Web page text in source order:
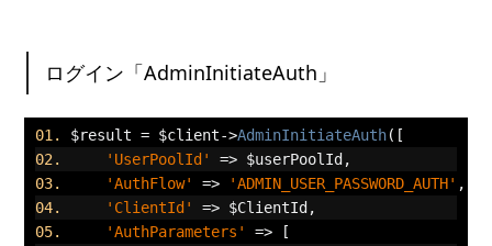
ログイン「AdminInitiateAuth」
$result = $client->AdminInitiateAuth([
'UserPoolId'
=> $userPoolId ,
'AuthFlow'
=> 'ADMIN_USER_PASSWORD_AUTH' ,
'ClientId'
=> $ClientId ,
'AuthParameters'
=>
[